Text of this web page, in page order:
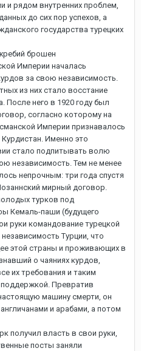
и рядом внутренних проблем,
до сих пор успехов, а
государства турецких
брошен
Империи началась
за свою независимость.
из них стало восстание
После него в 1920 году был
согласно которому на
Империи признавалось
Именно это
стало подпитывать волю
независимость. Тем не менее
непрочным: три года спустя
мирный договор.
турков под
Кемаль-паши (будущего
руки командование турецкой
Турции, что
этой страны и проживающих в
о чаяниях курдов,
их требования и таким
Превратив
машину смерти, он
и арабами, а потом
получил власть в свои руки,
посты заняли